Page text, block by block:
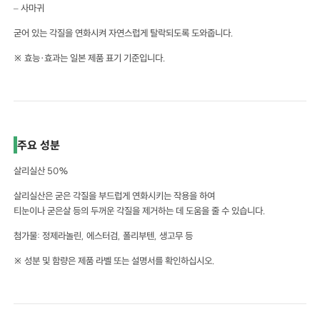
– 사마귀
굳어 있는 각질을 연화시켜 자연스럽게 탈락되도록 도와줍니다.
※ 효능·효과는 일본 제품 표기 기준입니다.
주요 성분
살리실산 50%
살리실산은 굳은 각질을 부드럽게 연화시키는 작용을 하여
티눈이나 굳은살 등의 두꺼운 각질을 제거하는 데 도움을 줄 수 있습니다.
첨가물: 정제라놀린, 에스터검, 폴리부텐, 생고무 등
※ 성분 및 함량은 제품 라벨 또는 설명서를 확인하십시오.